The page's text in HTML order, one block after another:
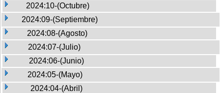
2024:10-(Octubre)
2024:09-(Septiembre)
2024:08-(Agosto)
2024:07-(Julio)
2024:06-(Junio)
2024:05-(Mayo)
2024:04-(Abril)